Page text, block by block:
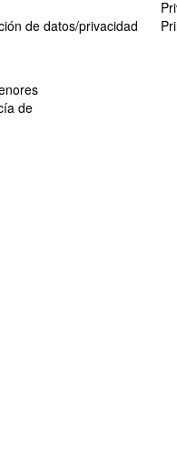
de datos/privacidad
de